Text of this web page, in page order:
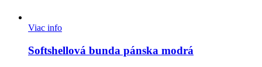
Viac info
Softshellová bunda pánska modrá